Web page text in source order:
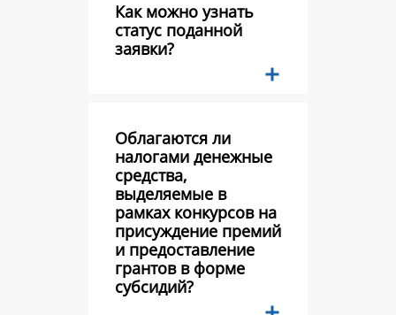
Как можно узнать
статус поданной
заявки?
Облагаются ли
налогами денежные
средства,
выделяемые в
рамках конкурсов на
присуждение премий
и предоставление
грантов в форме
субсидий?